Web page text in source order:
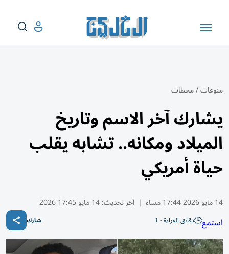
منوعات/محطات
يشارك آخر الاسم وتاريخ
الميلاد ومكانه.. تشابه يقلب
حياة أمريكي
14 مايو 2026 17:44 مساء | آخر تحديث:14 مايو 17:45 2026
استمع دقائق القراءة - 1 شارك